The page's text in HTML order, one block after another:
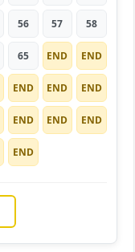
56 57 58
65 END END
END END END
END END END
END